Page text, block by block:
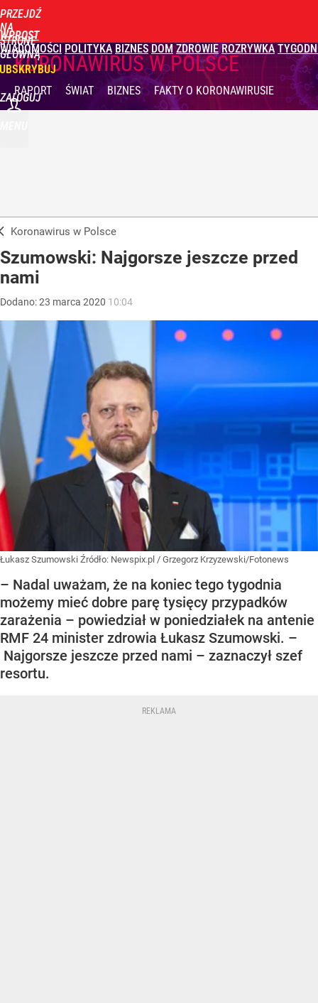
PRZEJDŹ
NA
STRONĘ
GŁÓWNĄ
WPROST
WIADOMOŚCI POLITYKA BIZNES DOM ZDROWIE ROZRYWKA
ZALOGUJ
KORONAWIRUS W POLSCE
RAPORT ŚWIAT BIZNES FAKTYO KORONAWIRUSIE
Koronawirus w Polsce
Szumowski: Najgorsze jeszcze przed
nami
Dodano:23 marca 2020 10:04
Łukasz Szumowski Źródło: Newspix.pl / Grzegorz Krzyzewski/Fotonews
– Nadal uważam, że na koniec tego tygodnia
możemy mieć dobre parę tysięcy przypadków
zarażenia – powiedział w poniedziałek na antenie
RMF 24 minister zdrowia Łukasz Szumowski. –
Najgorsze jeszcze przed nami – zaznaczył szef
resortu.